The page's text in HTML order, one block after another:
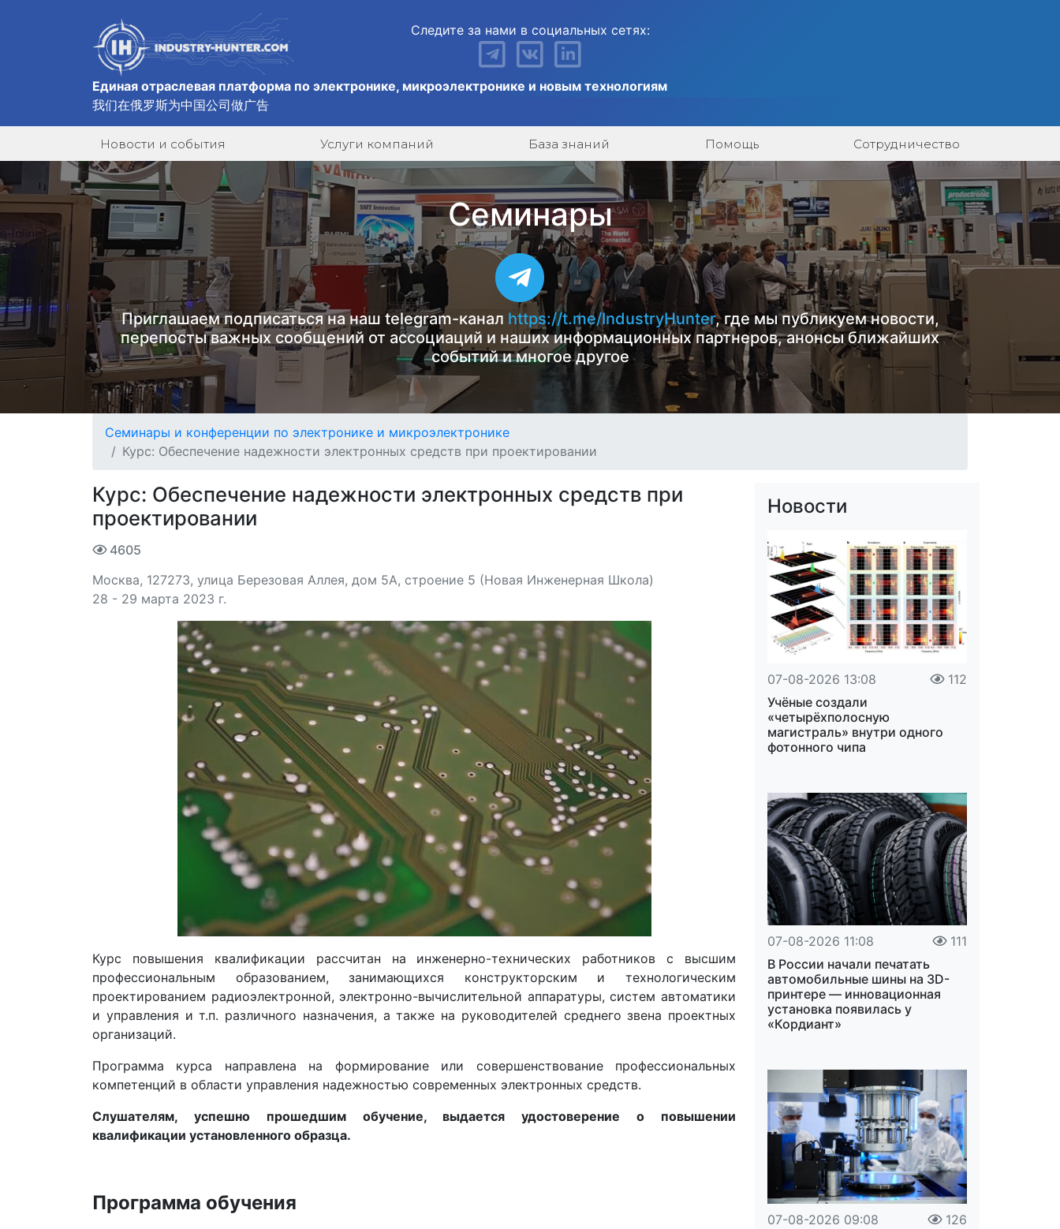
Следите за нами в социальных сетях:
Единая отраслевая платформа по электронике, микроэлектронике и новым технологиям
我们在俄罗斯为中国公司做广告
Новости и события Услуги компаний База знаний Помощь Сотрудничество
Семинары
Приглашаем подписаться на наш telegram-канал https://t.me/IndustryHunter, где мы публикуем новости,
перепосты важных сообщений от ассоциаций и наших информационных партнеров, анонсы ближайших
событий и многое другое
Семинары и конференции по электронике и микроэлектронике
Курс: Обеспечение надежности электронных средств при проектировании
Курс: Обеспечение надежности электронных средств при
проектировании
4605
Москва, 127273, улица Березовая Аллея, дом 5А, строение 5 (Новая Инженерная Школа)
28 - 29 марта 2023 г.
Курс повышения квалификации рассчитан на инженерно-технических работников с высшим
профессиональным образованием, занимающихся конструкторским и технологическим
проектированием радиоэлектронной, электронно-вычислительной аппаратуры, систем автоматики
и управления и т.п. различного назначения, а также на руководителей среднего звена проектных
организаций.
Программа курса направлена на формирование или совершенствование профессиональных
компетенций в области управления надежностью современных электронных средств.
Слушателям, успешно прошедшим обучение, выдается удостоверение о повышении
квалификации установленного образца.
Программа обучения
Новости
07-08-2026 13:08
112
Учёные создали
«четырёхполосную
магистраль» внутри одного
фотонного чипа
07-08-2026 11:08
111
В России начали печатать
автомобильные шины на 3D-
принтере — инновационная
установка появилась у
«Кордиант»
07-08-2026 09:08
126